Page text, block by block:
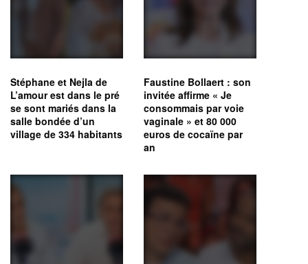
Stéphane et Nejla de
L’amour est dans le pré
se sont mariés dans la
salle bondée d’un
village de 334 habitants
Faustine Bollaert : son
invitée affirme « Je
consommais par voie
vaginale » et 80 000
euros de cocaïne par
an